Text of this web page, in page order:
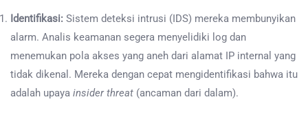
Identifikasi: Sistem deteksi intrusi (IDS) mereka membunyikan
alarm. Analis keamanan segera menyelidiki log dan
menemukan pola akses yang aneh dari alamat IP internal yang
tidak dikenal. Mereka dengan cepat mengidentifikasi bahwa itu
adalah upaya insider threat (ancaman dari dalam).